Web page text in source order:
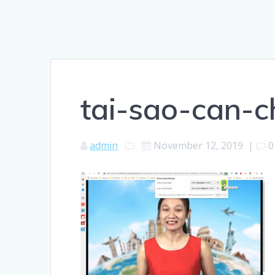
tai-sao-can-
admin November 12, 2019 | 0